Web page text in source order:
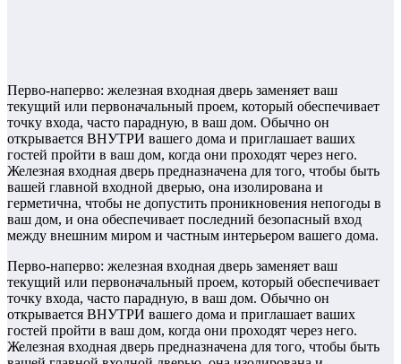
Перво-наперво: железная входная дверь заменяет ваш
текущий или первоначальный проем, который обеспечивает
точку входа, часто парадную, в ваш дом. Обычно он
открывается ВНУТРИ вашего дома и приглашает ваших
гостей пройти в ваш дом, когда они проходят через него.
Железная входная дверь предназначена для того, чтобы быть
вашей главной входной дверью, она изолирована и
герметична, чтобы не допустить проникновения непогоды в
ваш дом, и она обеспечивает последний безопасный вход
между внешним миром и частным интерьером вашего дома.
Перво-наперво: железная входная дверь заменяет ваш
текущий или первоначальный проем, который обеспечивает
точку входа, часто парадную, в ваш дом. Обычно он
открывается ВНУТРИ вашего дома и приглашает ваших
гостей пройти в ваш дом, когда они проходят через него.
Железная входная дверь предназначена для того, чтобы быть